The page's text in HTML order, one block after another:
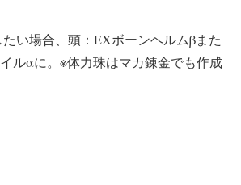
い場合、頭：EXボーンヘルムβまた
ルαに。※体力珠はマカ錬金でも作成